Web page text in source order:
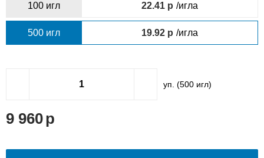
100 игл 22.41 /игла
500 игл 19.92 /игла
уп. (500игл)
9 960